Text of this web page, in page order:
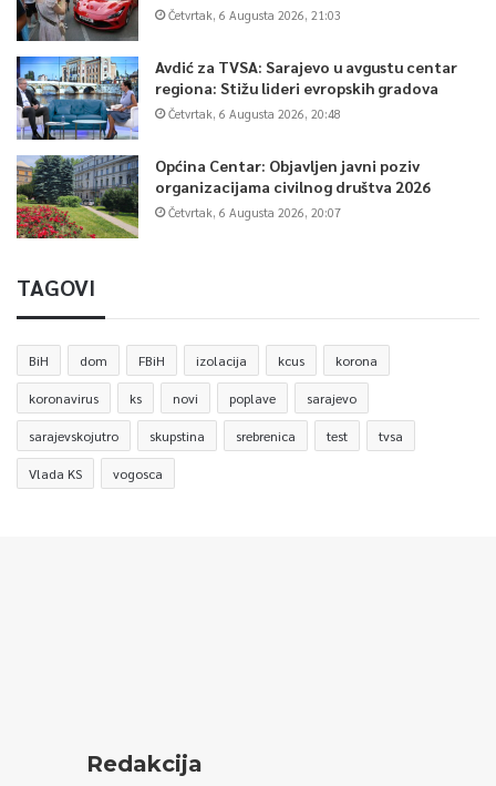
Četvrtak, 6 Augusta 2026, 21:03
Avdić za TVSA: Sarajevo u avgustu centar
regiona: Stižu lideri evropskih gradova
Četvrtak, 6 Augusta 2026, 20:48
Općina Centar: Objavljen javni poziv
organizacijama civilnog društva 2026
Četvrtak, 6 Augusta 2026, 20:07
TAGOVI
BiH dom FBiH izolacija kcus korona
koronavirus ks novi poplave sarajevo
sarajevskojutro skupstina srebrenica test tvsa
Vlada KS vogosca
Redakcija